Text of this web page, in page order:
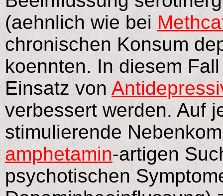
(aehnlich wie bei
chronischen Konsum
koennten. In diesem
Einsatz von
verbessert werden. Auf
stimulierende
amphetamin-artigen
psychotischen